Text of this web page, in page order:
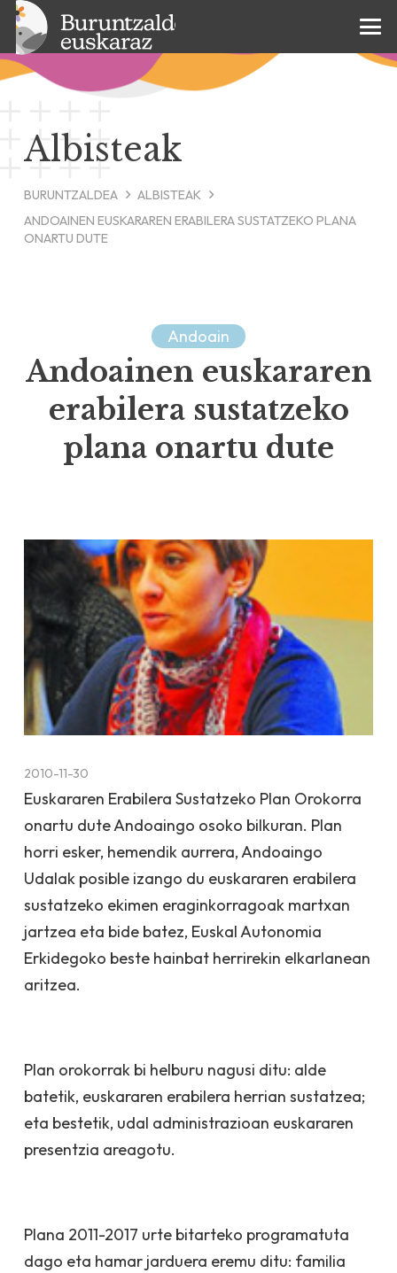
Albisteak
BURUNTZALDEA
ALBISTEAK
ANDOAINEN EUSKARAREN ERABILERA SUSTATZEKO PLANA
ONARTU DUTE
Andoain
Andoainen euskararen
erabilera sustatzeko
plana onartu dute
2010-11-30
Euskararen Erabilera Sustatzeko Plan Orokorra
onartu dute Andoaingo osoko bilkuran. Plan
horri esker, hemendik aurrera, Andoaingo
Udalak posible izango du euskararen erabilera
sustatzeko ekimen eraginkorragoak martxan
jartzea eta bide batez, Euskal Autonomia
Erkidegoko beste hainbat herrirekin elkarlanean
aritzea.
Plan orokorrak bi helburu nagusi ditu: alde
batetik, euskararen erabilera herrian sustatzea;
eta bestetik, udal administrazioan euskararen
presentzia areagotu.
Plana 2011-2017 urte bitarteko programatuta
dago eta hamar jarduera eremu ditu: familia